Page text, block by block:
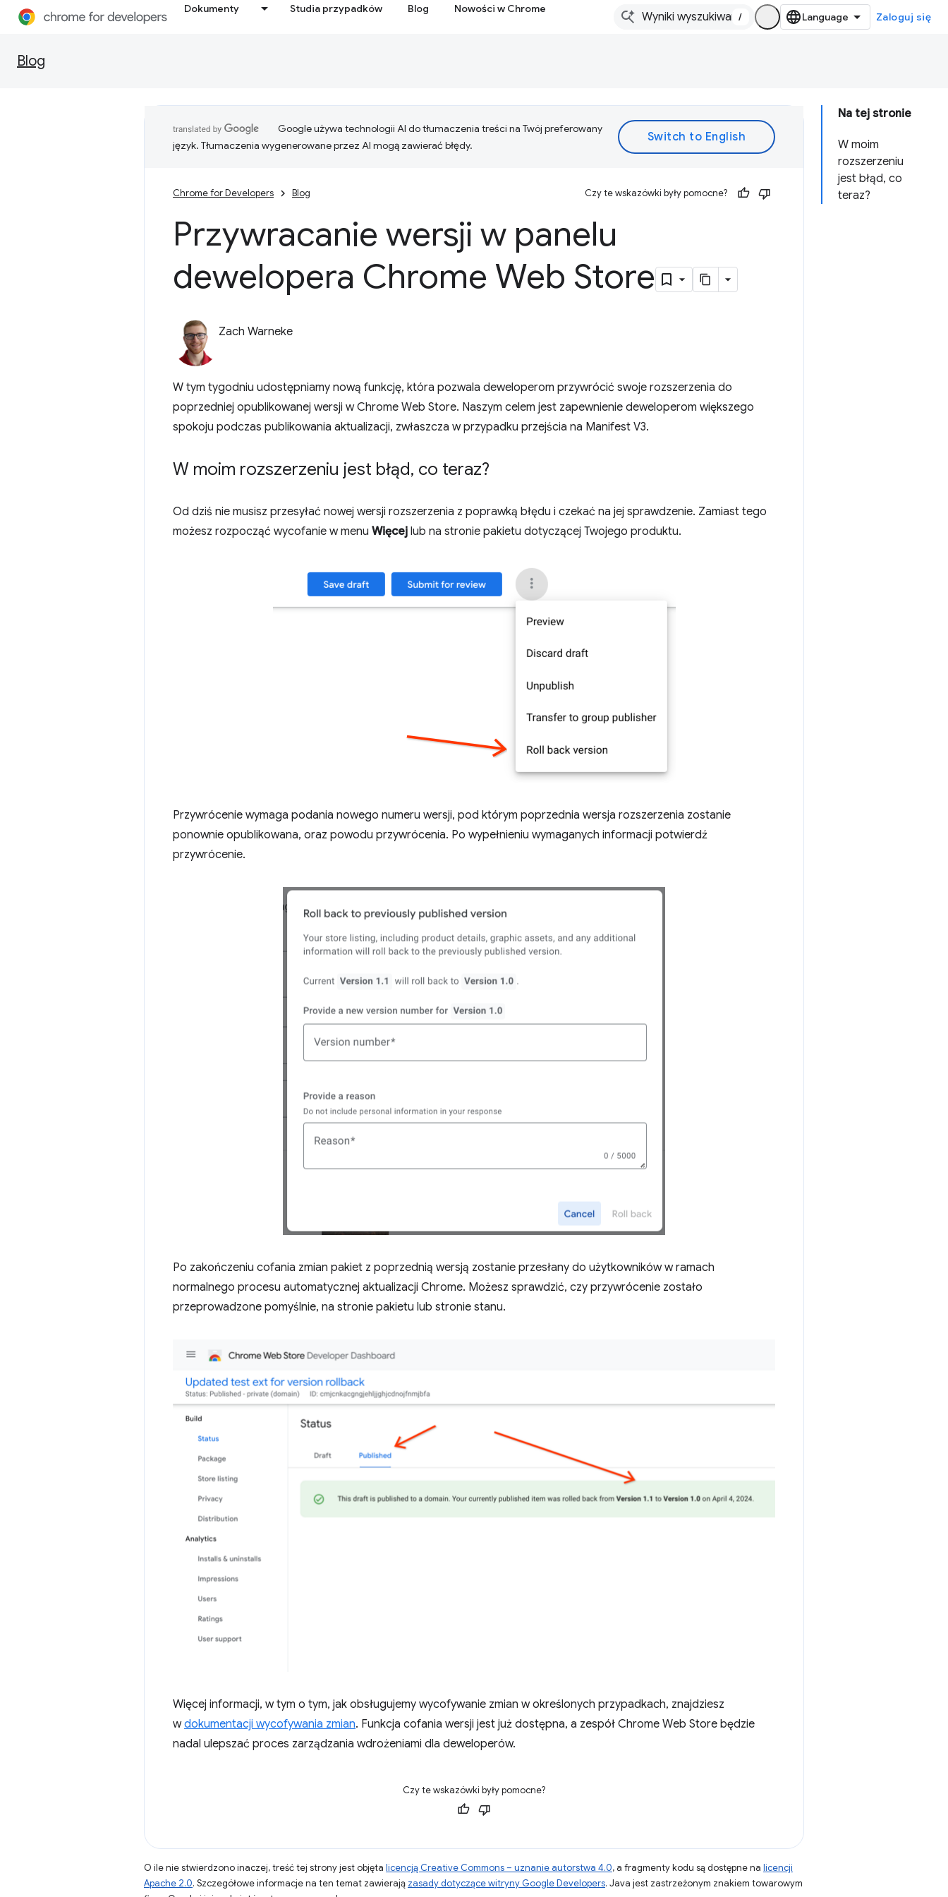
Dokumenty Studia przypadków Blog Nowości w Chrome
/ Zaloguj się
Blog
Na tej stronie
W moim
rozszerzeniu
jest błąd, co
teraz?
Google używa technologii AI do tłumaczenia treści na Twój preferowany
język. Tłumaczenia wygenerowane przez AI mogą zawierać błędy.
Chrome for Developers Blog Czy te wskazówki były pomocne?
Przywracanie wersji w panelu
dewelopera Chrome Web Store
Zach Warneke
W tym tygodniu udostępniamy nową funkcję, która pozwala deweloperom przywrócić swoje rozszerzenia do
poprzedniej opublikowanej wersji w Chrome Web Store. Naszym celem jest zapewnienie deweloperom większego
spokoju podczas publikowania aktualizacji, zwłaszcza w przypadku przejścia na Manifest V3.
W moim rozszerzeniu jest błąd, co teraz?
Od dziś nie musisz przesyłać nowej wersji rozszerzenia z poprawką błędu i czekać na jej sprawdzenie. Zamiast tego
możesz rozpocząć wycofanie w menu Więcej lub na stronie pakietu dotyczącej Twojego produktu.
Przywrócenie wymaga podania nowego numeru wersji, pod którym poprzednia wersja rozszerzenia zostanie
ponownie opublikowana, oraz powodu przywrócenia. Po wypełnieniu wymaganych informacji potwierdź
przywrócenie.
Po zakończeniu cofania zmian pakiet z poprzednią wersją zostanie przesłany do użytkowników w ramach
normalnego procesu automatycznej aktualizacji Chrome. Możesz sprawdzić, czy przywrócenie zostało
przeprowadzone pomyślnie, na stronie pakietu lub stronie stanu.
Więcej informacji, w tym o tym, jak obsługujemy wycofywanie zmian w określonych przypadkach, znajdziesz
wdokumentacji wycofywania zmian. Funkcja cofania wersji jest już dostępna, a zespół Chrome Web Store będzie
nadal ulepszać proces zarządzania wdrożeniami dla deweloperów.
Czy te wskazówki były pomocne?
O ile nie stwierdzono inaczej, treść tej strony jest objęta licencją Creative Commons – uznanie autorstwa 4.0, a fragmenty kodu są dostępne na licencji
Apache 2.0. Szczegółowe informacje na ten temat zawierają zasady dotyczące witryny Google Developers. Java jest zastrzeżonym znakiem towarowym